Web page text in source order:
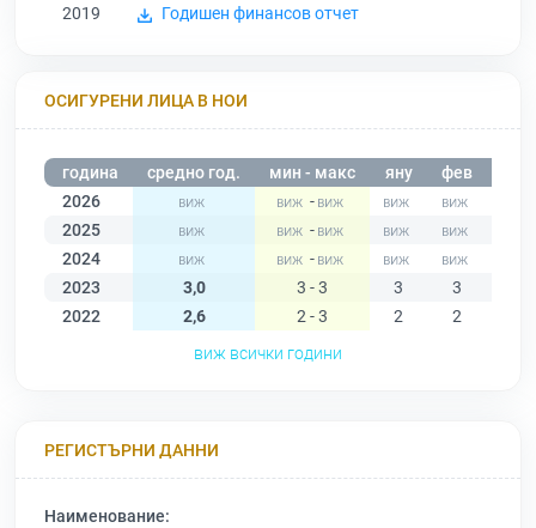
2019
Годишен финансов отчет
ОСИГУРЕНИ ЛИЦА В НОИ
година средно год. мин - макс яну фев
2026
-
2025
-
2024
-
2023
3,0 3 - 3 3 3
2022
2,6 2 - 3 2 2
виж всички години
РЕГИСТЪРНИ ДАННИ
Наименование: